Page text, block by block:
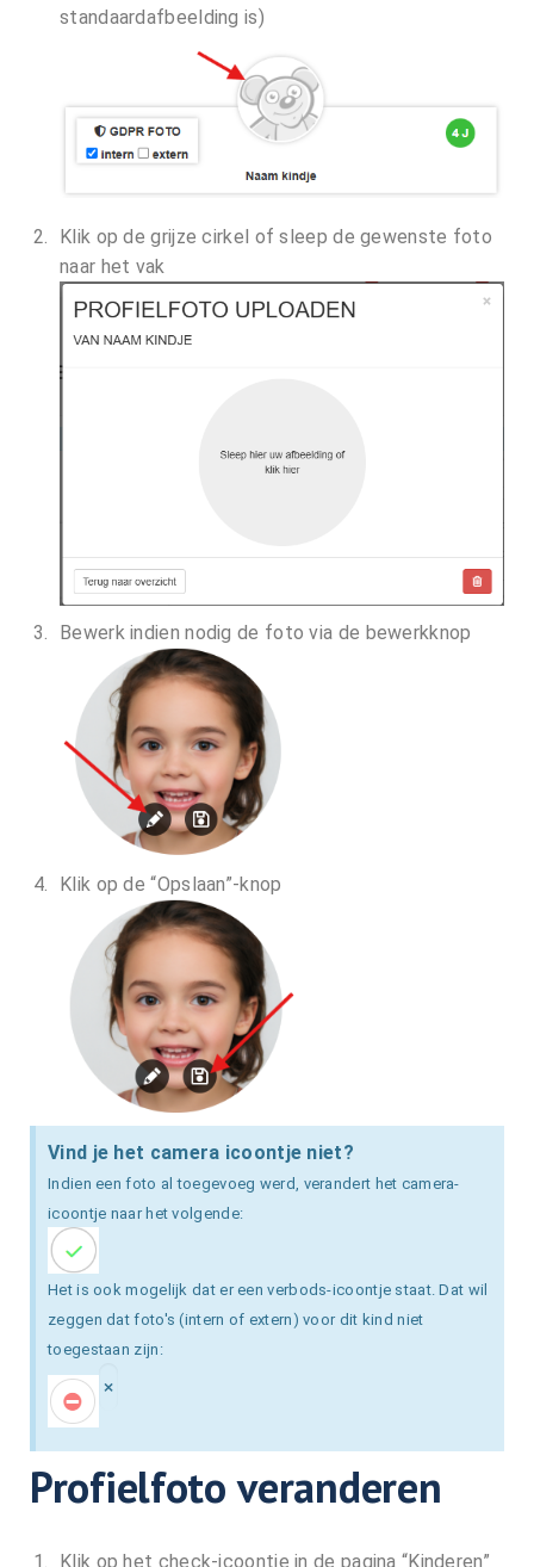
standaardafbeelding is)
Klik op de grijze cirkel of sleep de gewenste foto
naar het vak
Bewerk indien nodig de foto via de bewerkknop
Klik op de “Opslaan”-knop
Vind je het camera icoontje niet?
Indien een foto al toegevoeg werd, verandert het camera-
icoontje naar het volgende:
Het is ook mogelijk dat er een verbods-icoontje staat. Dat wil
zeggen dat foto's (intern of extern) voor dit kind niet
toegestaan zijn:
×
Profielfoto veranderen
Klik op het check-icoontje in de pagina “Kinderen”